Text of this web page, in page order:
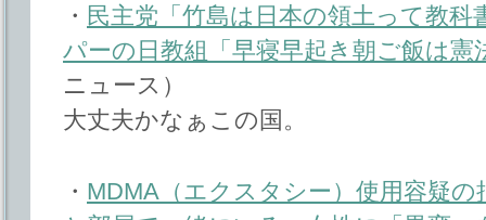
・ 民主党「竹島は日本の領土って教
パーの日教組「早寝早起き朝ご飯は憲
ニュース）
大丈夫かなぁこの国。
・ MDMA（エクスタシー）使用容疑